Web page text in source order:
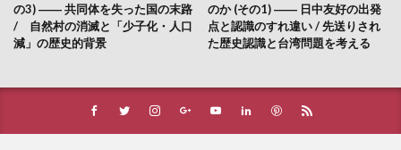
の3) ―― 共同体を失った国の末路
/ 自然村の消滅と「少子化・人口
減」の歴史的背景
のか (その1) ―― 日中友好の出発
点と認識のすれ違い / 先送りされ
た歴史認識と台湾問題を考える